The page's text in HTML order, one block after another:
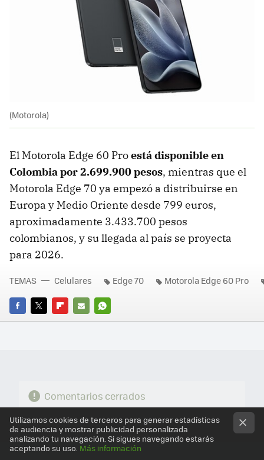
(Motorola)
El Motorola Edge 60 Proestá disponible en
Colombia por2.699.900 pesos, mientras que el
Motorola Edge 70 ya empezó a distribuirse en
Europa y Medio Oriente desde 799 euros,
aproximadamente 3.433.700 pesos
colombianos, y su llegada al país se proyecta
para 2026.
FACEBOOK
TWITTERFLIPBOARD
E-
WHATSAPP
TEMAS Celulares Edge 70 Motorola Edge 60 Pro
Comentarios cerrados
Utilizamos cookies de terceros para generar estadísticas
de audiencia y mostrar publicidad personalizada
analizando tu navegación. Si sigues navegando estarás
aceptando su uso. Más información